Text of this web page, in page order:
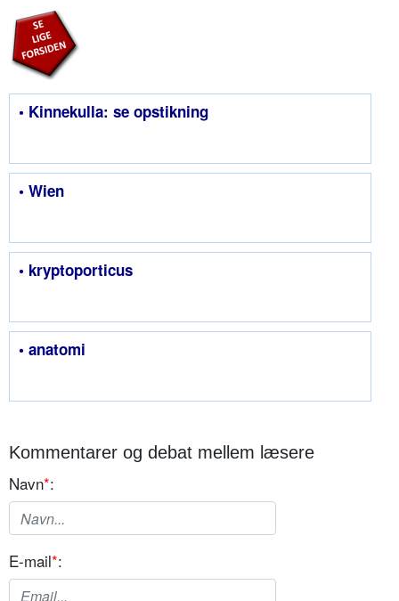
• Kinnekulla: se opstikning
• Wien
• kryptoporticus
• anatomi
Kommentarer og debat mellem læsere
Navn*:
E-mail*: